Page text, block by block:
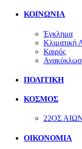
ΚΟΙΝΩΝΙΑ
Έγκλημα
Κλιματική
Καιρός
ΠΟΛΙΤΙΚΗ
ΚΟΣΜΟΣ
22ΟΣ
ΟΙΚΟΝΟΜΙΑ